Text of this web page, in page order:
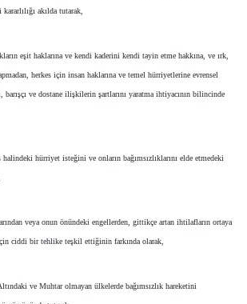
akılda tutarak,
eşit haklarına ve kendi kaderini kendi tayin etme hakkına, ve ırk,
herkes için insan haklarına ve temel hürriyetlerine evrensel
barışçı ve dostane ilişkilerin şartlarını yaratma ihtiyacının bilincinde
hürriyet isteğini ve onların bağımsızlıklarını elde etmedeki
veya onun önündeki engellerden, gittikçe artan ihtilafların ortaya
için ciddi bir tehlike teşkil ettiğinin farkında olarak,
ve Muhtar olmayan ülkelerde bağımsızlık hareketini